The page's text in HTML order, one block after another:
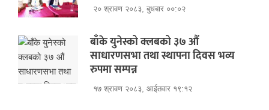
२० श्रावण २०८३, बुधबार ००:०२
बाँके युनेस्को क्लबको ३७ औं
साधारणसभा तथा स्थापना दिवस भव्य
रुपमा सम्पन्न
१७ श्रावण २०८३, आईतवार १९:१२